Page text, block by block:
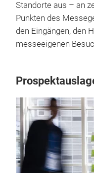
Standorte aus – an
Punkten des
den Eingängen, den
messeeigenen